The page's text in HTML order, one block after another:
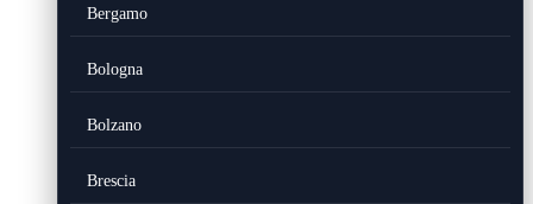
Bergamo
Bologna
Bolzano
Brescia